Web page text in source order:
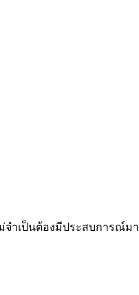
จำเป็นต้องมีประสบการณ์มา